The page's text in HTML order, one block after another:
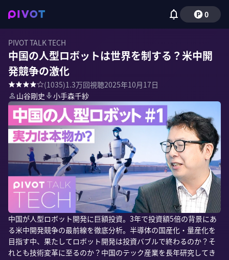
0
PIVOT TALK TECH
中国の人型ロボットは世界を制する？米中開
発競争の激化
(1035)1.3万回視聴2025年10月17日
山谷剛史
小手森千紗
中国が人型ロボット開発に巨額投資。3年で投資額5倍の背景にあ
る米中開発競争の最前線を徹底分析。半導体の国産化・量産化を
目指す中、果たしてロボット開発は投資バブルで終わるのか？そ
れとも技術変革に至るのか？中国のテック産業を長年研究してき